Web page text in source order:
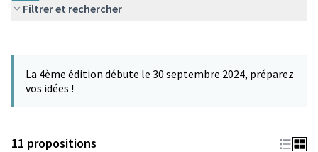
Filtrer et rechercher
−
La 4ème édition débute le 30 septembre 2024, préparez
vos idées !
11 propositions